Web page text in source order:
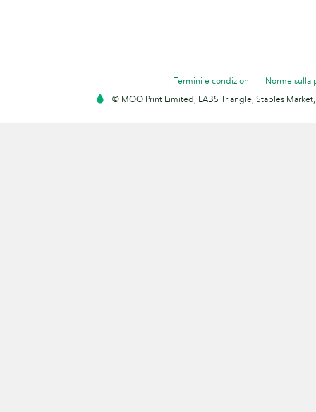
Termini e condizioni
Norme sulla
© MOO Print Limited, LABS Triangle, Stables